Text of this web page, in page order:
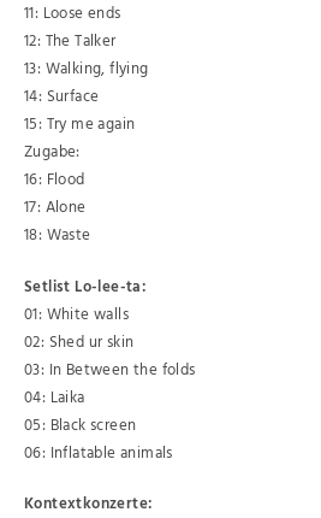
11: Loose ends
12: The Talker
13: Walking, flying
14: Surface
15: Try me again
Zugabe:
16: Flood
17: Alone
18: Waste
Setlist Lo-lee-ta:
01: White walls
02: Shed ur skin
03: In Between the folds
04: Laika
05: Black screen
06: Inflatable animals
Kontextkonzerte: